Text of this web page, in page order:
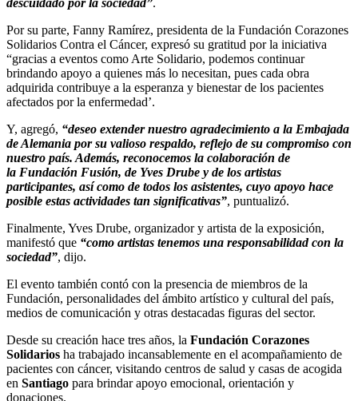
Por su parte, Fanny Ramírez, presidenta de la Fundación Corazones
Solidarios Contra el Cáncer, expresó su gratitud por la iniciativa
“gracias a eventos como Arte Solidario, podemos continuar
brindando apoyo a quienes más lo necesitan, pues cada obra
adquirida contribuye a la esperanza y bienestar de los pacientes
afectados por la enfermedad’.
Y, agregó, “deseo extender nuestro agradecimiento a la Embajada
de Alemania por su valioso respaldo, reflejo de su compromiso con
nuestro país. Además, reconocemos la colaboración de
la Fundación Fusión, de Yves Drube y de los artistas
participantes, así como de todos los asistentes, cuyo apoyo hace
posible estas actividades tan significativas”, puntualizó.
Finalmente, Yves Drube, organizador y artista de la exposición,
manifestó que “como artistas tenemos una responsabilidad con la
sociedad”, dijo.
El evento también contó con la presencia de miembros de la
Fundación, personalidades del ámbito artístico y cultural del país,
medios de comunicación y otras destacadas figuras del sector.
Desde su creación hace tres años, la Fundación Corazones
Solidarios ha trabajado incansablemente en el acompañamiento de
pacientes con cáncer, visitando centros de salud y casas de acogida
en Santiago para brindar apoyo emocional, orientación y
donaciones.